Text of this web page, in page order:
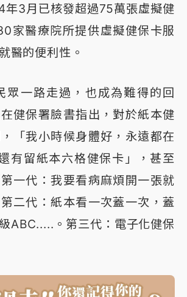
年3月已核發超過75萬張虛擬健
家醫療院所提供虛擬健保卡服
醫的便利性。
眾一路走過，也成為難得的回
健保署臉書指出，對於紙本健
「我小時候身體好，永遠都在
有留紙本六格健保卡」，甚至
一代：我要看病麻煩開一張就
第二代：紙本看一次蓋一次，蓋
ABC.....。第三代：電子化健保